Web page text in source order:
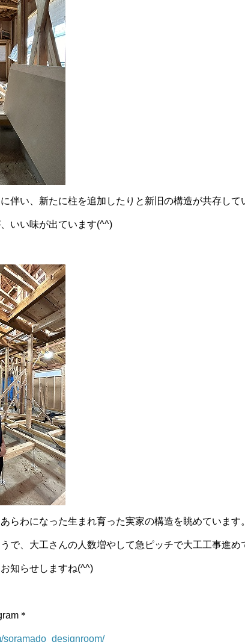
伴い、新たに柱を追加したりと新旧の構造が共存して
いい味が出ています(^^)
らわになった生まれ育った実家の構造を眺めています。
で、大工さんの人数増やして急ピッチで大工工事進め
知らせしますね(^^)
＊
soramado_designroom/